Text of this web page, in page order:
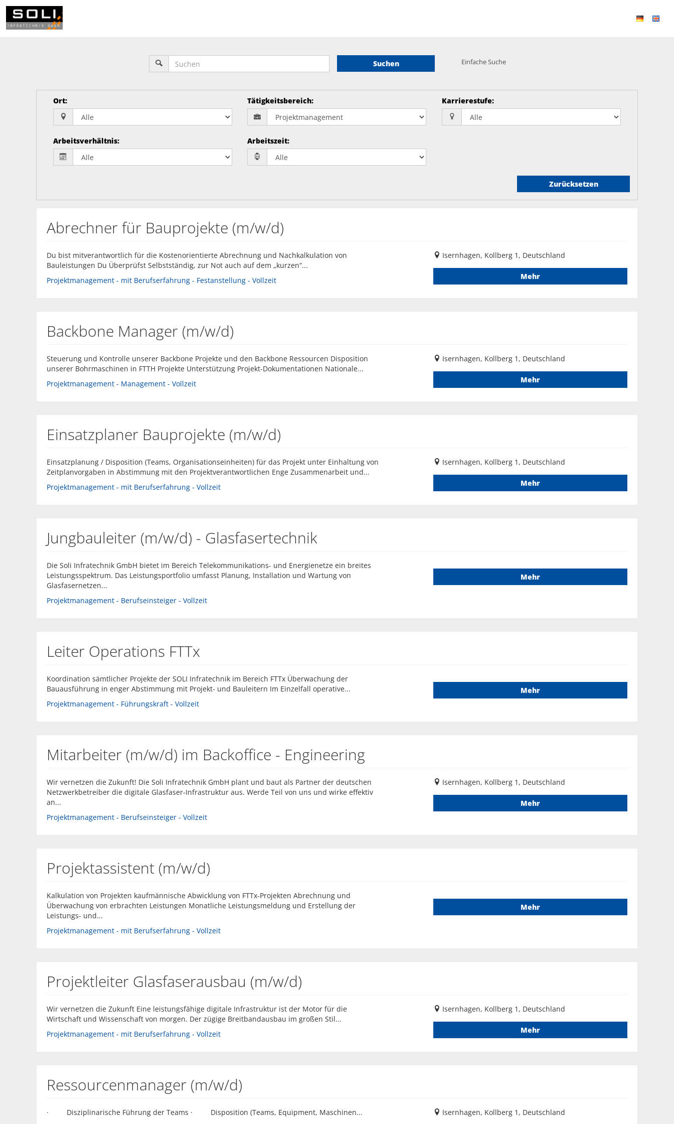
Suchen Einfache Suche
Ort: Tätigkeitsbereich: Karrierestufe:
Arbeitsverhältnis: Arbeitszeit:
Zurücksetzen
Abrechner für Bauprojekte (m/w/d)
Du bist mitverantwortlich für die Kostenorientierte Abrechnung und Nachkalkulation von
Bauleistungen Du Überprüfst Selbstständig, zur Not auch auf dem „kurzen“...
Projektmanagement - mit Berufserfahrung - Festanstellung - Vollzeit
Isernhagen, Kollberg 1, Deutschland
Mehr
Backbone Manager (m/w/d)
Steuerung und Kontrolle unserer Backbone Projekte und den Backbone Ressourcen Disposition
unserer Bohrmaschinen in FTTH Projekte Unterstützung Projekt-Dokumentationen Nationale...
Projektmanagement - Management - Vollzeit
Isernhagen, Kollberg 1, Deutschland
Mehr
Einsatzplaner Bauprojekte (m/w/d)
Einsatzplanung / Disposition (Teams, Organisationseinheiten) für das Projekt unter Einhaltung von
Zeitplanvorgaben in Abstimmung mit den Projektverantwortlichen Enge Zusammenarbeit und...
Projektmanagement - mit Berufserfahrung - Vollzeit
Isernhagen, Kollberg 1, Deutschland
Mehr
Jungbauleiter (m/w/d) - Glasfasertechnik
Die Soli Infratechnik GmbH bietet im Bereich Telekommunikations- und Energienetze ein breites
Leistungsspektrum. Das Leistungsportfolio umfasst Planung, Installation und Wartung von
Glasfasernetzen...
Projektmanagement - Berufseinsteiger - Vollzeit
Mehr
Leiter Operations FTTx
Koordination sämtlicher Projekte der SOLI Infratechnik im Bereich FTTx Überwachung der
Bauausführung in enger Abstimmung mit Projekt- und Bauleitern Im Einzelfall operative...
Projektmanagement - Führungskraft - Vollzeit
Mehr
Mitarbeiter (m/w/d) im Backoffice - Engineering
Wir vernetzen die Zukunft! Die Soli Infratechnik GmbH plant und baut als Partner der deutschen
Netzwerkbetreiber die digitale Glasfaser-Infrastruktur aus. Werde Teil von uns und wirke effektiv
an...
Projektmanagement - Berufseinsteiger - Vollzeit
Isernhagen, Kollberg 1, Deutschland
Mehr
Projektassistent (m/w/d)
Kalkulation von Projekten kaufmännische Abwicklung von FTTx-Projekten Abrechnung und
Überwachung von erbrachten Leistungen Monatliche Leistungsmeldung und Erstellung der
Leistungs- und...
Projektmanagement - mit Berufserfahrung - Vollzeit
Mehr
Projektleiter Glasfaserausbau (m/w/d)
Wir vernetzen die Zukunft Eine leistungsfähige digitale Infrastruktur ist der Motor für die
Wirtschaft und Wissenschaft von morgen. Der zügige Breitbandausbau im großen Stil...
Projektmanagement - mit Berufserfahrung - Vollzeit
Isernhagen, Kollberg 1, Deutschland
Mehr
Ressourcenmanager (m/w/d)
· Disziplinarische Führung der Teams · Disposition (Teams, Equipment, Maschinen...
Isernhagen, Kollberg 1, Deutschland